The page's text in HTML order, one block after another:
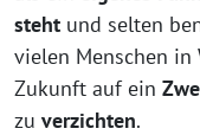
steht und selten
vielen Menschen
Zukunft auf ein
zu verzichten.